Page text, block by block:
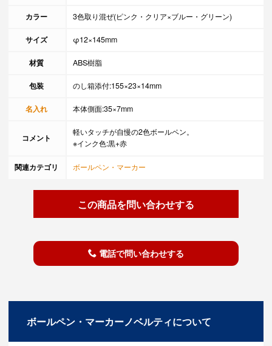
カラー 3色取り混ぜ(ピンク・クリア×ブルー・グリーン)
サイズ φ12×145mm
材質 ABS樹脂
包装 のし箱添付:155×23×14mm
名入れ 本体側面:35×7mm
コメント
軽いタッチが自慢の2色ボールペン。
※インク色:黒+赤
関連カテゴリ ボールペン・マーカー
この商品を問い合わせする
電話で問い合わせする
ボールペン・マーカーノベルティについて